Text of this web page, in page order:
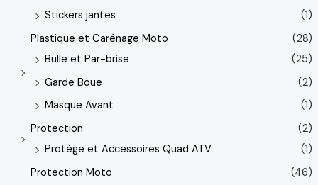
Stickers jantes
(1)
Plastique et Carénage Moto
(28)
Bulle et Par-brise
(25)
Garde Boue
(2)
Masque Avant
(1)
Protection
(2)
Protège et Accessoires Quad ATV
(1)
Protection Moto
(46)